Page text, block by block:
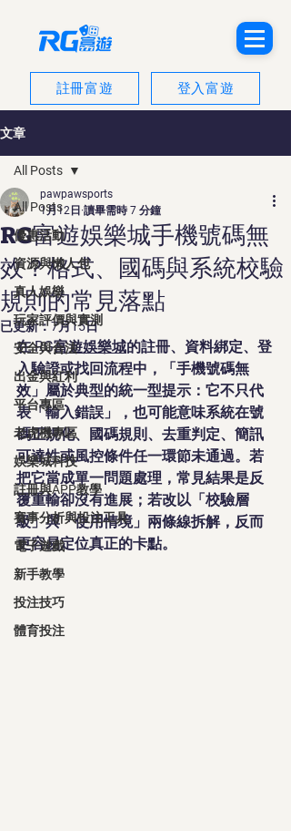
註冊富遊 登入富遊
文章
All Posts
優惠活動
資源與懶人包
真人娛樂
玩家評價與實測
安全與合法
出金與紅利
平台專區
老虎機專區
娛樂城科技
註冊與APP教學
賽事分析與投注工具
電子遊戲
新手教學
投注技巧
體育投注
All Posts
RG富遊娛樂城手機號碼無
效？格式、國碼與系統校驗
規則的常見落點
pawpawsports
1月12日 讀畢需時 7 分鐘
已更新：7月15日
在 RG富遊娛樂城的註冊、資料綁定、登
入驗證或找回流程中，「手機號碼無
效」屬於典型的統一型提示：它不只代
表「輸入錯誤」，也可能意味系統在號
碼正規化、國碼規則、去重判定、簡訊
可達性或風控條件任一環節未通過。若
把它當成單一問題處理，常見結果是反
覆重輸卻沒有進展；若改以「校驗層
級」與「使用情境」兩條線拆解，反而
更容易定位真正的卡點。